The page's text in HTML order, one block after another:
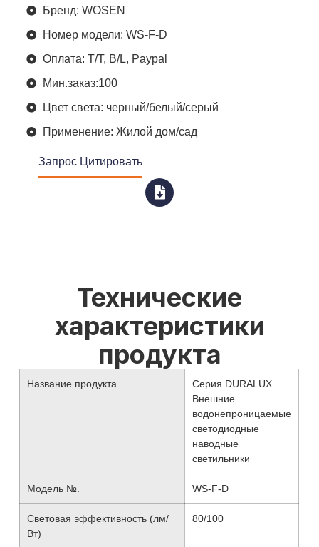
Бренд: WOSEN
Номер модели: WS-F-D
Оплата: T/T, B/L, Paypal
Мин.заказ:100
Цвет света: черный/белый/серый
Применение: Жилой дом/сад
Запрос Цитировать
Технические
характеристики
продукта
Название продукта
Серия DURALUX
Внешние
водонепроницаемые
светодиодные
наводные
светильники
Модель №. WS-F-D
Световая эффективность (лм/
Вт)
80/100